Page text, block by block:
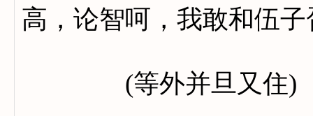
高，论智呵，我敢和伍
(等外并旦又住)